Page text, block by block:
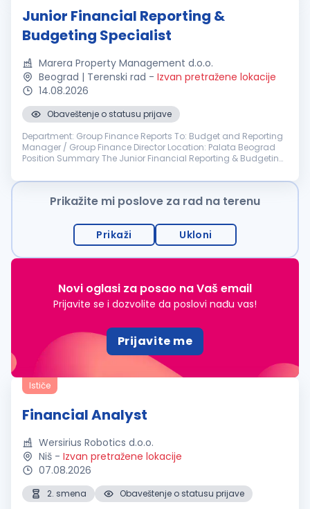
Junior Financial Reporting &
Budgeting Specialist
Marera Property Management d.o.o.
Beograd | Terenski rad - Izvan pretražene lokacije
14.08.2026
Obaveštenje o statusu prijave
Department: Group Finance Reports To: Budget and Reporting
Manager / Group Finance Director Location: Palata Beograd
Position Summary The Junior Financial Reporting & Budgeting
consolidat...
Prikažite mi poslove za rad na terenu
Prikaži Ukloni
Novi oglasi za posao na Vaš email
Prijavite se i dozvolite da poslovi nađu vas!
Prijavite me
Ističe
Financial Analyst
Wersirius Robotics d.o.o.
Niš - Izvan pretražene lokacije
07.08.2026
2. smena
Obaveštenje o statusu prijave